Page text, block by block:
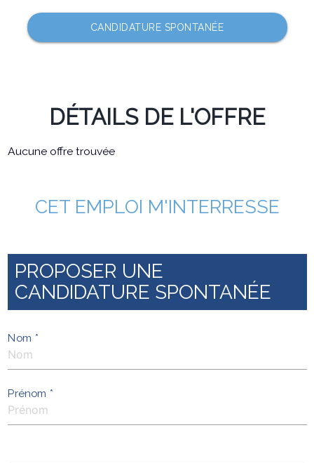
CANDIDATURE SPONTANÉE
DÉTAILS DE L'OFFRE
Aucune offre trouvée
CET EMPLOI M'INTERRESSE
PROPOSER UNE
CANDIDATURE SPONTANÉE
Nom *
Prénom *